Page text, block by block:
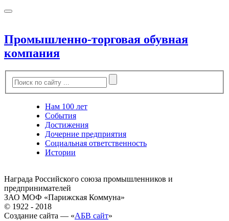
Промышленно-торговая обувная
компания
Нам 100 лет
События
Достижения
Дочерние предприятия
Социальная ответственность
Истории
Награда Российского союза промышленников и
предпринимателей
ЗАО МОФ «Парижская Коммуна»
© 1922 - 2018
Создание сайта — «АБВ сайт»